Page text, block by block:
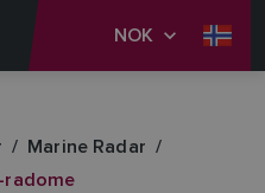
NOK
Marine Radar
radome